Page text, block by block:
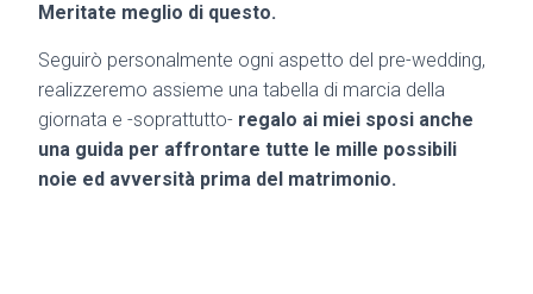
Meritate meglio di questo.
Seguirò personalmente ogni aspetto del pre-wedding,
realizzeremo assieme una tabella di marcia della
giornata e -soprattutto- regalo ai miei sposi anche
una guida per affrontare tutte le mille possibili
noie ed avversità prima del matrimonio.